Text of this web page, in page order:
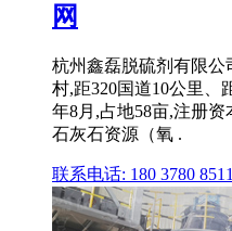
网
杭州鑫磊脱硫剂有限公
村,距320国道10公里、
年8月,占地58亩,注册
石灰石资源（氧 .
联系电话: 180 3780 8511